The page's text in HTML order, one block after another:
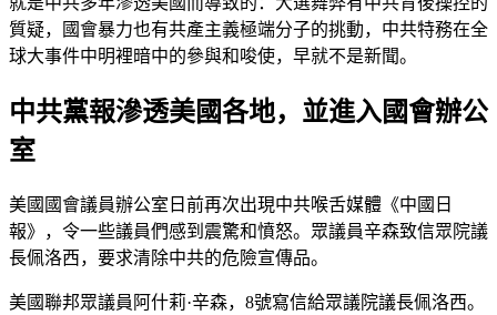
質疑，國會暴力也有共產主義極端分子的挑動，中共特務在全
球大事件中明裡暗中的參與和唆使，早就不是新聞。
中共黨報滲透美國各地，並進入國會辦公
室
美國國會議員辦公室日前再次出現中共喉舌媒體《中國日
報》，令一些議員們感到震驚和憤怒。眾議員辛森致信眾院議
長佩洛西，要求清除中共的危險宣傳品。
美國聯邦眾議員阿什莉·辛森，8號寫信給眾議院議長佩洛西。